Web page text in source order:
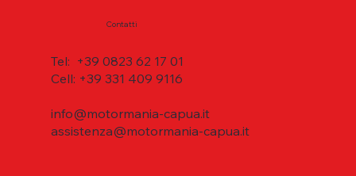
Contatti
Tel: +39 0823 62 17 01
Cell: +39 331 409 9116
info@motormania-capua.it
assistenza@motormania-capua.it